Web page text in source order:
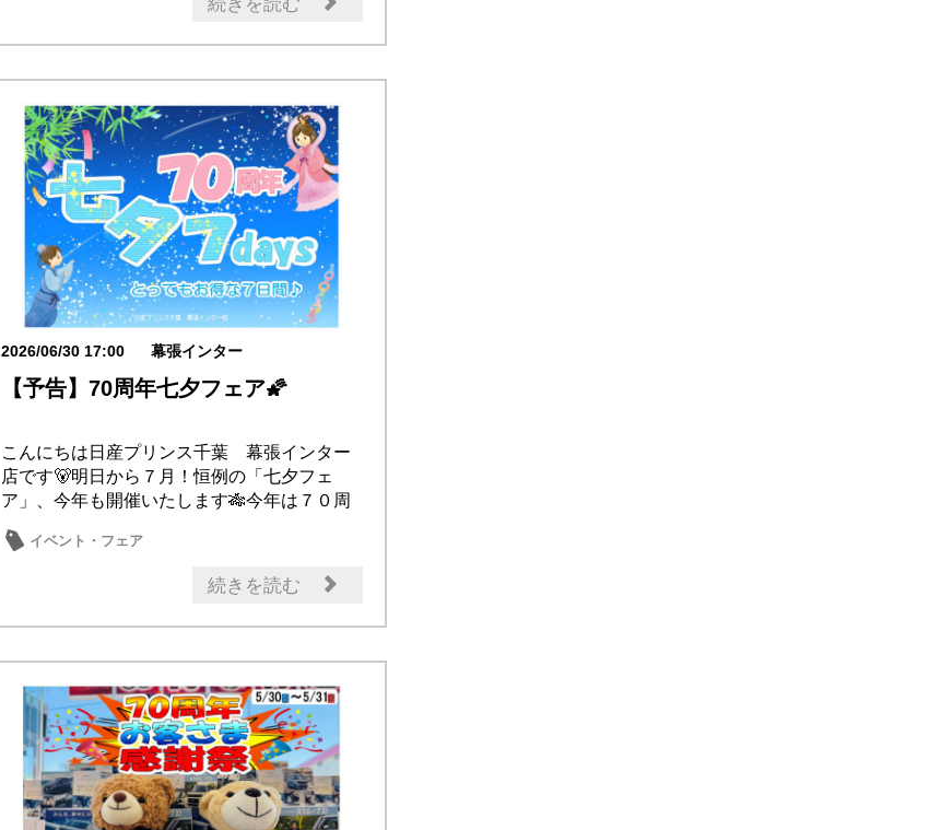
2026/06/30 17:00 幕張インター
【予告】70周年七夕フェア🌠
こんにちは日産プリンス千葉 幕張インター
店です🐻明日から７月！恒例の「七夕フェ
ア」、今年も開催いたします🎋今年は７０周
イベント・フェア
続きを読む